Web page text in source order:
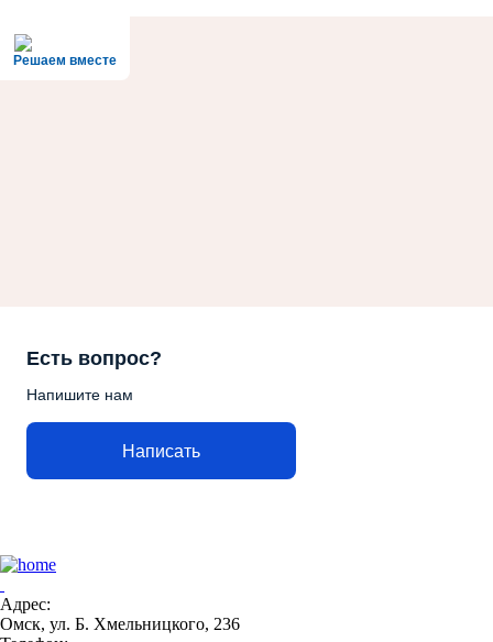
Решаем вместе
Есть вопрос?
Напишите нам
Написать
Адрес:
Омск, ул. Б. Хмельницкого, 236